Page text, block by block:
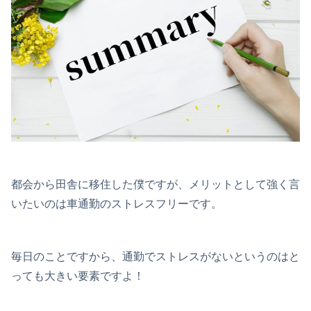
都会から田舎に移住した僕ですが、メリットとして強く言
いたいのは車通勤のストレスフリーです。
毎日のことですから、通勤でストレスがないというのはと
っても大きい要素ですよ！